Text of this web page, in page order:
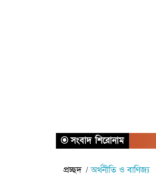
সংবাদ শিরোনাম
প্রচ্ছদ অর্থনীতি ও বাণিজ্য